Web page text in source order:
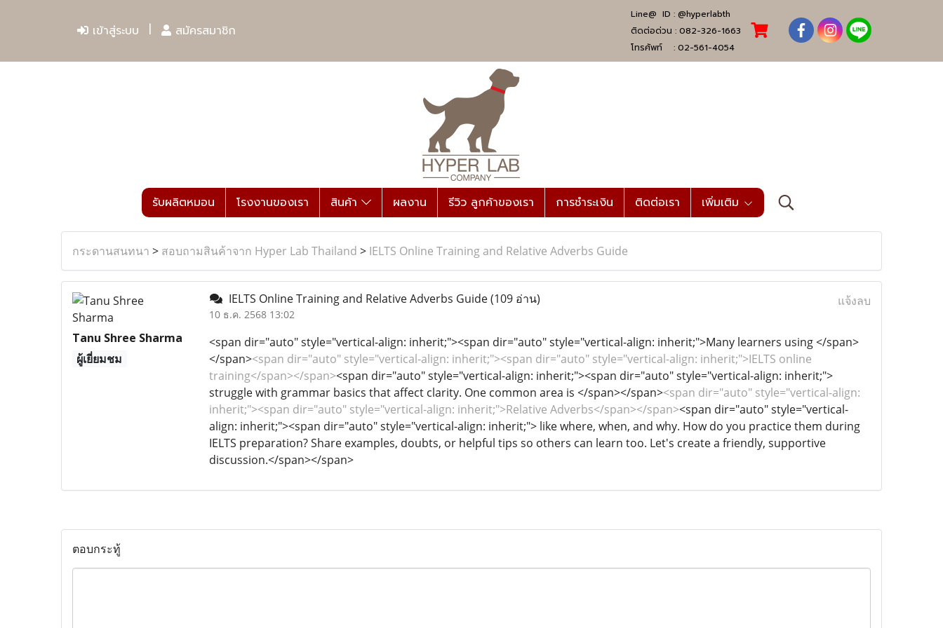
เข้าสู่ระบบ สมัครสมาชิก
Line@ ID : @hyperlabth
ติดต่อด่วน : 082-326-1663
โทรศัพท์ : 02-561-4054
รับผลิตหมอน โรงงานของเรา สินค้า ผลงาน รีวิว ลูกค้าของเรา การชำระเงิน ติดต่อเรา เพิ่มเติม
กระดานสนทนา > สอบถามสินค้าจาก Hyper Lab Thailand > IELTS Online Training and Relative Adverbs Guide
Tanu Shree Sharma
ผู้เยี่ยมชม
IELTS Online Training and Relative Adverbs Guide(109 อ่าน)
10 ธ.ค. 2568 13:02
แจ้งลบ
<span dir="auto" style="vertical-align: inherit;"><span dir="auto" style="vertical-align: inherit;">Many learners using </span>
</span><span dir="auto" style="vertical-align: inherit;"><span dir="auto" style="vertical-align: inherit;">IELTS online
training</span></span><span dir="auto" style="vertical-align: inherit;"><span dir="auto" style="vertical-align: inherit;">
struggle with grammar basics that affect clarity. One common area is </span></span><span dir="auto" style="vertical-align:
inherit;"><span dir="auto" style="vertical-align: inherit;">Relative Adverbs</span></span><span dir="auto" style="vertical-
align: inherit;"><span dir="auto" style="vertical-align: inherit;"> like where, when, and why. How do you practice them during
IELTS preparation? Share examples, doubts, or helpful tips so others can learn too. Let's create a friendly, supportive
discussion.</span></span>
ตอบกระทู้